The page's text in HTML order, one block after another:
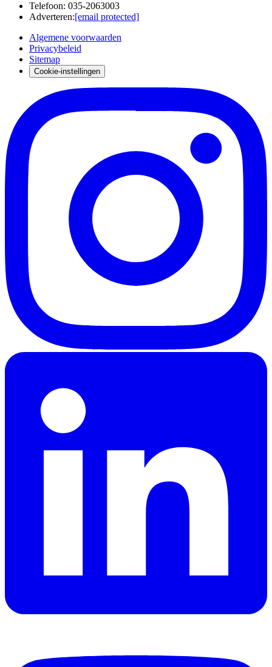
Telefoon: 035-2063003
Adverteren:[email protected]
Algemene voorwaarden
Privacybeleid
Sitemap
Cookie-instellingen